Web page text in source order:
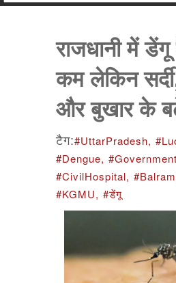
राजधानी में
कम लेकिन
और बुखार के
टैग:#UttarPradesh,
#Dengue,
#CivilHospital,
#KGMU, #डेंगू